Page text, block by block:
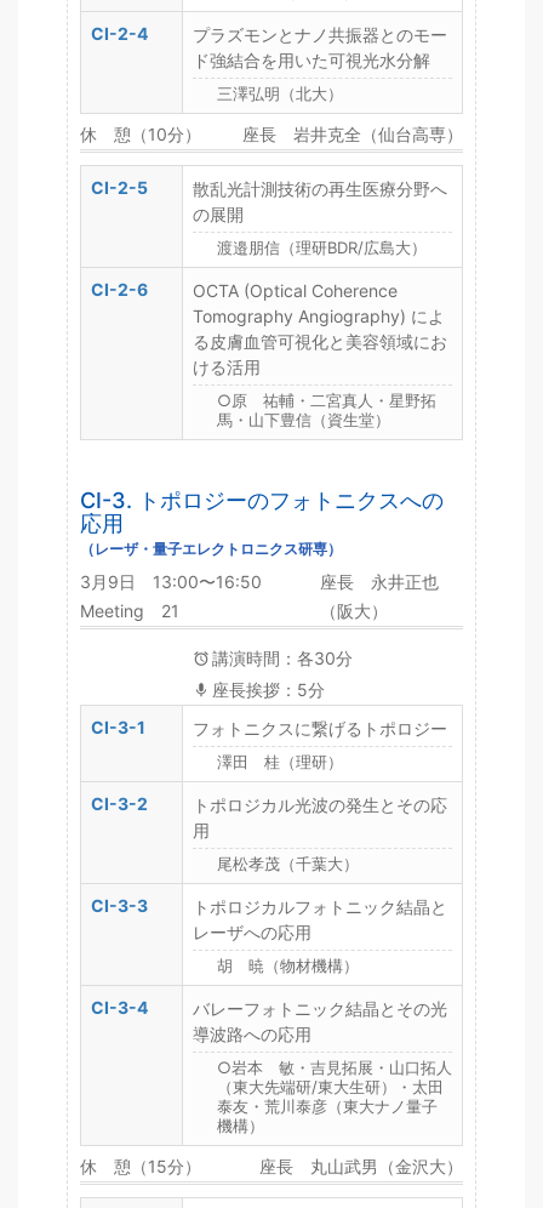
CI-2-4
プラズモンとナノ共振器とのモー
ド強結合を用いた可視光水分解
三澤弘明（北大）
休 憩（10分） 座長 岩井克全（仙台高専）
CI-2-5
散乱光計測技術の再生医療分野へ
の展開
渡邉朋信（理研BDR/広島大）
CI-2-6
OCTA (Optical Coherence
Tomography Angiography) によ
る皮膚血管可視化と美容領域にお
ける活用
○原 祐輔・二宮真人・星野拓
馬・山下豊信（資生堂）
CI-3. トポロジーのフォトニクスへの
応用
（レーザ・量子エレクトロニクス研専）
3月9日 13:00〜16:50
Meeting 21
座長 永井正也
（阪大）
講演時間：各30分
座長挨拶：5分
CI-3-1
フォトニクスに繋げるトポロジー
澤田 桂（理研）
CI-3-2
トポロジカル光波の発生とその応
用
尾松孝茂（千葉大）
CI-3-3
トポロジカルフォトニック結晶と
レーザへの応用
胡 暁（物材機構）
CI-3-4
バレーフォトニック結晶とその光
導波路への応用
○岩本 敏・吉見拓展・山口拓人
（東大先端研/東大生研）・太田
泰友・荒川泰彦（東大ナノ量子
機構）
休 憩（15分） 座長 丸山武男（金沢大）